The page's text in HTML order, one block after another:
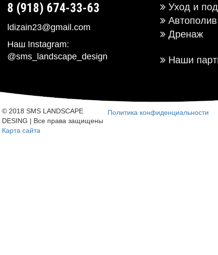
8 (918) 674-33-63
ldizain23@gmail.com
Наш Instagram:
@sms_landscape_design
Уход и
Автополив
Дренаж
Наши
© 2018 SMS LANDSCAPE
DESING | Все права защищены
Карта сайта
Политика конфиденциальности